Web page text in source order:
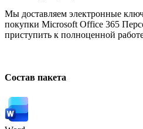
Мы доставляем электронные
покупки Microsoft Office 365
приступить к полноценной
Состав пакета